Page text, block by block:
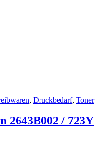
, Druckbedarf, Toner
2643B002 / 723Y